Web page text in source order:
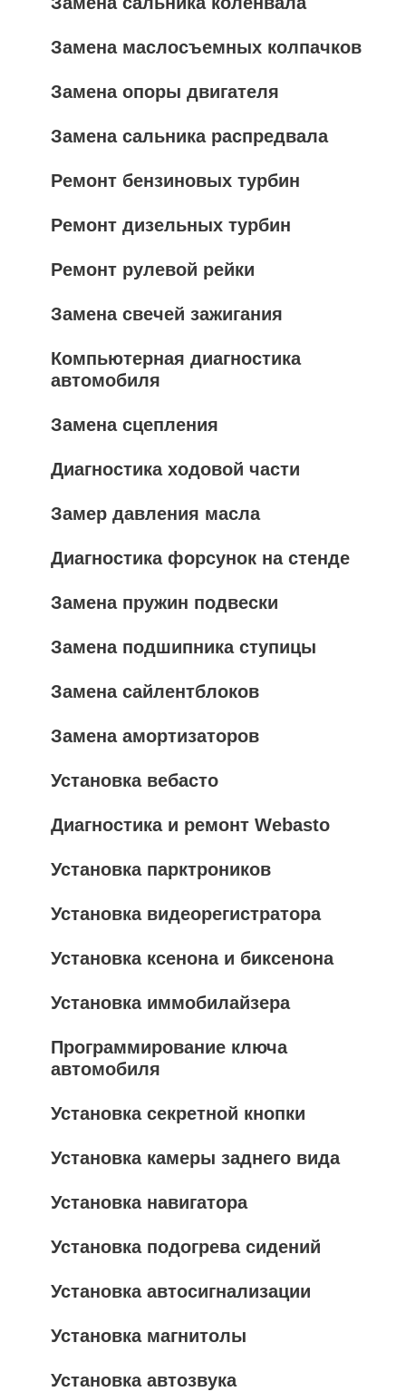
Замена маслосъемных колпачков
Замена опоры двигателя
Замена сальника распредвала
Ремонт бензиновых турбин
Ремонт дизельных турбин
Ремонт рулевой рейки
Замена свечей зажигания
Компьютерная диагностика
автомобиля
Замена сцепления
Диагностика ходовой части
Замер давления масла
Диагностика форсунок на стенде
Замена пружин подвески
Замена подшипника ступицы
Замена сайлентблоков
Замена амортизаторов
Установка вебасто
Диагностика и ремонт Webasto
Установка парктроников
Установка видеорегистратора
Установка ксенона и биксенона
Установка иммобилайзера
Программирование ключа
автомобиля
Установка секретной кнопки
Установка камеры заднего вида
Установка навигатора
Установка подогрева сидений
Установка автосигнализации
Установка магнитолы
Установка автозвука